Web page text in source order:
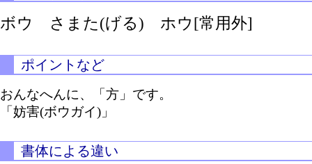
ボウ さまた(げる) ホウ[常用外]
ポイントなど
おんなへんに、「方」です。
「妨害(ボウガイ)」
書体による違い